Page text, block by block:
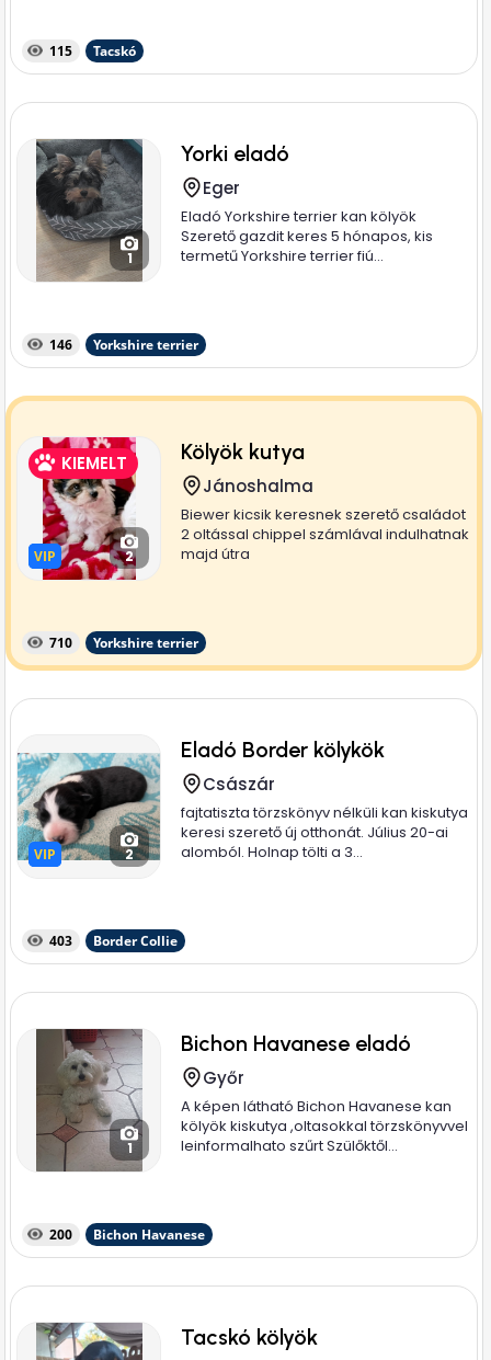
115 Tacskó
1
Yorki eladó
Eger
Eladó Yorkshire terrier kan kölyök
Szerető gazdit keres 5 hónapos, kis
termetű Yorkshire terrier fiú...
146 Yorkshire terrier
KIEMELT
VIP
VIP 2
Kölyök kutya
Jánoshalma
Biewer kicsik keresnek szerető családot
2 oltással chippel számlával indulhatnak
majd útra
710 Yorkshire terrier
VIP
VIP 2
Eladó Border kölykök
Császár
fajtatiszta törzskönyv nélküli kan kiskutya
keresi szerető új otthonát. Július 20-ai
alomból. Holnap tölti a 3...
403 Border Collie
1
Bichon Havanese eladó
Győr
A képen látható Bichon Havanese kan
kölyök kiskutya ,oltasokkal törzskönyvvel
leinformalhato szűrt Szülőktől...
200 Bichon Havanese
Tacskó kölyök